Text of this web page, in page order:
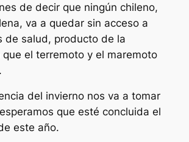
de decir que ningún chileno,
va a quedar sin acceso a
de salud, producto de la
el terremoto y el maremoto
del invierno nos va a tomar
que esté concluida el
este año.